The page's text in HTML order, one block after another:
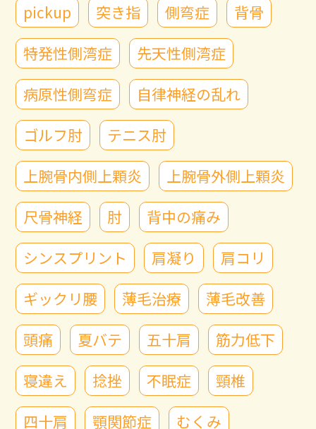
pickup
突き指 側弯症
背骨
特発性側湾症
先天性側湾症
病原性側弯症
自律神経の乱れ
ゴルフ肘
テニス肘
上腕骨内側上顆炎
上腕骨外側上顆炎
尺骨神経
肘
背中の痛み
シンスプリント
肩凝り
肩コリ
ギックリ腰
薄毛治療
薄毛改善
頭痛
夏バテ 五十肩
筋力低下
寝違え
捻挫 不眠症
頸椎
四十肩
顎関節症 むくみ